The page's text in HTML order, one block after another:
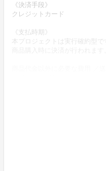
《決済手段》
クレジットカード
《支払時期》
本プロジェクトは実行確約型で